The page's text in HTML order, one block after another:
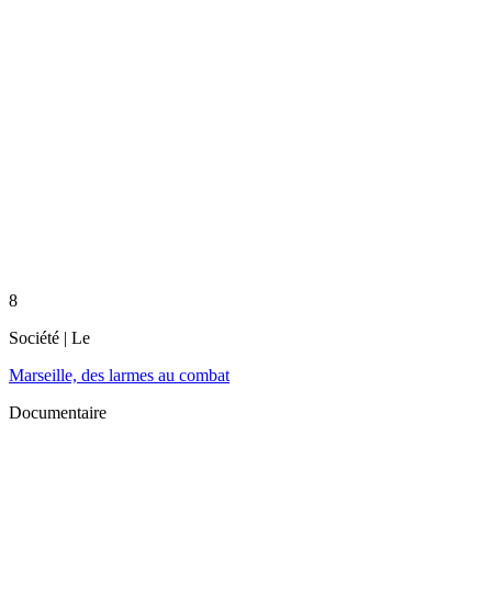
8
Société | Le
Marseille, des larmes au combat
Documentaire